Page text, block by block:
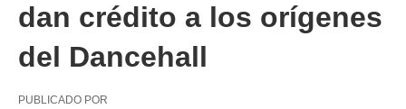
dan crédito a los orígenes
del Dancehall
PUBLICADO POR